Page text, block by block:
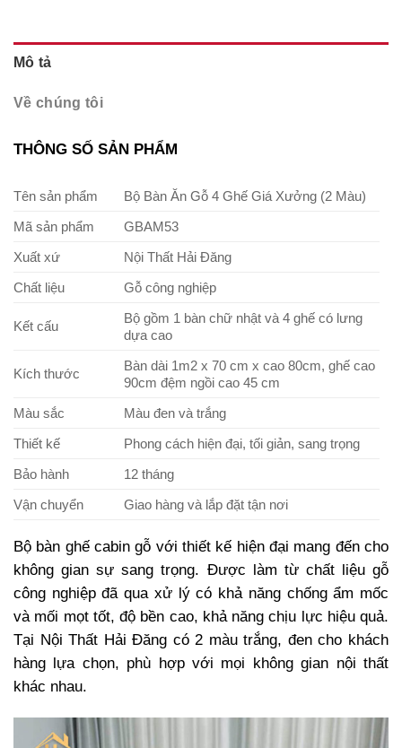
Mô tả
Về chúng tôi
THÔNG SỐ SẢN PHẨM
Tên sản phẩm
Bộ Bàn Ăn Gỗ 4 Ghế Giá Xưởng (2 Màu)
Mã sản phẩm
GBAM53
Xuất xứ
Nội Thất Hải Đăng
Chất liệu
Gỗ công nghiệp
Kết cấu
Bộ gồm 1 bàn chữ nhật và 4 ghế có lưng
dựa cao
Kích thước
Bàn dài 1m2 x 70 cm x cao 80cm, ghế cao
90cm đệm ngồi cao 45 cm
Màu sắc
Màu đen và trắng
Thiết kế
Phong cách hiện đại, tối giản, sang trọng
Bảo hành
12 tháng
Vận chuyển
Giao hàng và lắp đặt tận nơi
Bộ bàn ghế cabin gỗ với thiết kế hiện đại mang đến cho
không gian sự sang trọng. Được làm từ chất liệu gỗ
công nghiệp đã qua xử lý có khả năng chống ẩm mốc
và mối mọt tốt, độ bền cao, khả năng chịu lực hiệu quả.
Tại Nội Thất Hải Đăng có 2 màu trắng, đen cho khách
hàng lựa chọn, phù hợp với mọi không gian nội thất
khác nhau.